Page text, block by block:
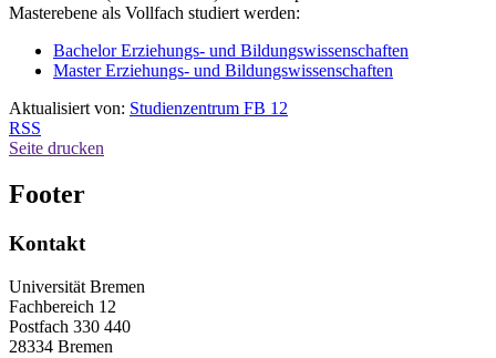
Masterebene als Vollfach studiert werden:
Bachelor Erziehungs- und Bildungswissenschaften
Master Erziehungs- und Bildungswissenschaften
Aktualisiert von: Studienzentrum FB 12
RSS
Seite drucken
Footer
Kontakt
Universität Bremen
Fachbereich 12
Postfach 330 440
28334 Bremen